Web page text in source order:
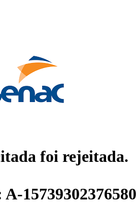
foi rejeitada.